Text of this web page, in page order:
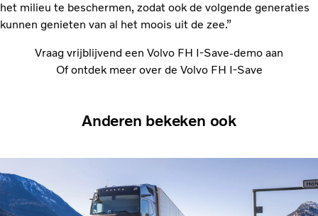
het milieu te beschermen, zodat ook de volgende generaties
kunnen genieten van al het moois uit de zee.”
Vraag vrijblijvend een Volvo FH I-Save-demo aan
Of ontdek meer over de Volvo FH I-Save
Anderen bekeken ook